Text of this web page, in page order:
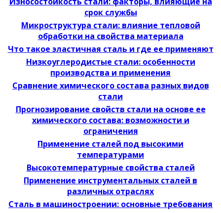
срок службы
Микроструктура стали: влияние тепловой
обработки на свойства материала
Что такое эластичная сталь и где ее применяют
Низкоуглеродистые стали: особенности
производства и применения
Сравнение химического состава разных видов
стали
Прогнозирование свойств стали на основе ее
химического состава: возможности и
ограничения
Применение сталей под высокими
температурами
Высокотемпературные свойства сталей
Применение инструментальных сталей в
различных отраслях
Сталь в машиностроении: основные требования